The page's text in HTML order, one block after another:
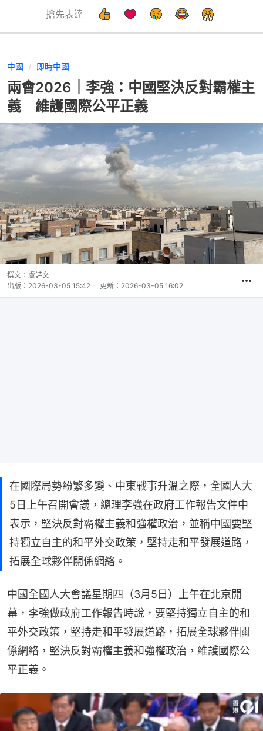
搶先表達
中國 即時中國
兩會2026｜李強：中國堅決反對霸權主
義 維護國際公平正義
撰文： 盧詩文
出版： 2026-03-05 15:42 更新： 2026-03-05 16:02
在國際局勢紛繁多變、中東戰事升溫之際，全國人大
5日上午召開會議，總理李強在政府工作報告文件中
表示，堅決反對霸權主義和強權政治，並稱中國要堅
持獨立自主的和平外交政策，堅持走和平發展道路，
拓展全球夥伴關係網絡。
中國全國人大會議星期四（3月5日）上午在北京開
幕，李強做政府工作報告時說，要堅持獨立自主的和
平外交政策，堅持走和平發展道路，拓展全球夥伴關
係網絡，堅決反對霸權主義和強權政治，維護國際公
平正義。